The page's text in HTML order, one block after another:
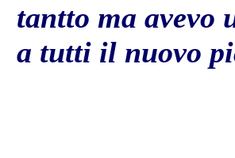
tantto ma avevo
a tutti il nuovo